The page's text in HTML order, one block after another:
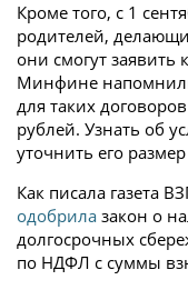
Кроме того, с 1
родителей,
они смогут заявить
Минфине
для таких
рублей. Узнать об
уточнить его
Как писала газета
одобрила закон о
долгосрочных
по НДФЛ с суммы